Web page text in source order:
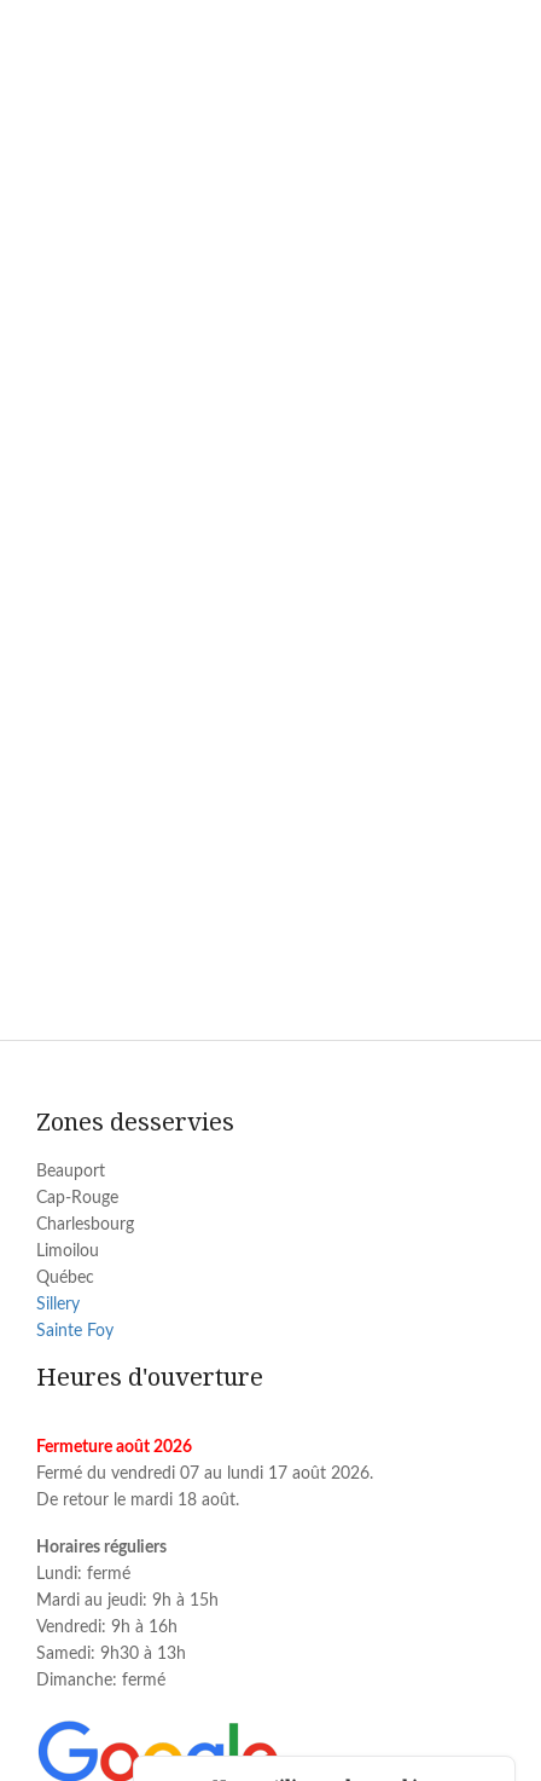
Zones desservies
Beauport
Cap-Rouge
Charlesbourg
Limoilou
Québec
Sillery
Sainte Foy
Heures d'ouverture
Fermeture août 2026
Fermé du vendredi 07 au lundi 17 août 2026.
De retour le mardi 18 août.
Horaires réguliers
Lundi: fermé
Mardi au jeudi: 9h à 15h
Vendredi: 9h à 16h
Samedi: 9h30 à 13h
Dimanche: fermé